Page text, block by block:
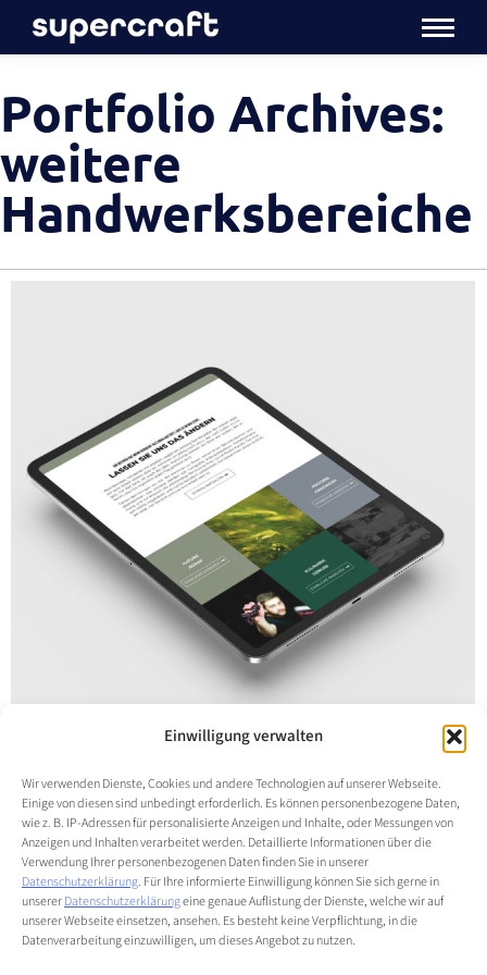
Einwilligung verwalten
Wir verwenden Dienste, Cookies und andere Technologien auf unserer Webseite.
Einige von diesen sind unbedingt erforderlich. Es können personenbezogene Daten,
wie z. B. IP-Adressen für personalisierte Anzeigen und Inhalte, oder Messungen von
Anzeigen und Inhalten verarbeitet werden. Detaillierte Informationen über die
Verwendung Ihrer personenbezogenen Daten finden Sie in unserer
Datenschutzerklärung. Für Ihre informierte Einwilligung können Sie sich gerne in
unsererDatenschutzerklärungeine genaue Auflistung der Dienste, welche wir auf
unserer Webseite einsetzen, ansehen. Es besteht keine Verpflichtung, in die
Datenverarbeitung einzuwilligen, um dieses Angebot zu nutzen.
Portfolio Archives:
weitere
Handwerksbereiche
C the process GmbH – Foto- und
Videografie
weitere Handwerksbereiche VonYvonne Mai 6, 2026
C the process GmbHContent-Creation- und
Fotografie-Agentur aus Hamburg – kompletter
Webauftritt von der ersten Zeile bis zum Go-live.